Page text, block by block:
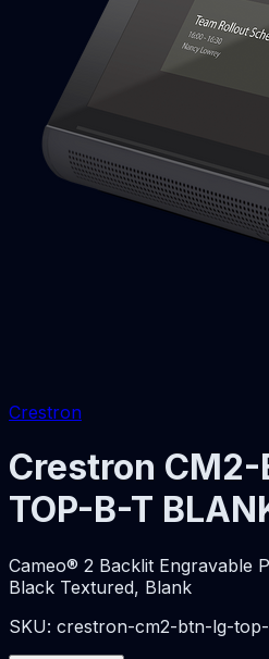
Crestron
Crestron CM2-
TOP-B-T
Cameo® 2 Backlit Engravable
Black Textured, Blank
SKU: crestron-cm2-btn-lg-